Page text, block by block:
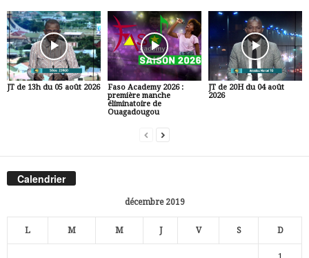
JT de 13h du 05 août 2026
Faso Academy 2026 :
première manche
éliminatoire de
Ouagadougou
JT de 20H du 04 août
2026
Calendrier
décembre 2019
L M M J V S D